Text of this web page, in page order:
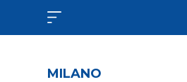

MILANO